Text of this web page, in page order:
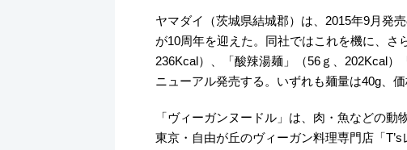
ヤマダイ（茨城県結城郡）は、2015年9月発
が10周年を迎えた。同社ではこれを機に、さ
236Kcal）、「酸辣湯麺」（56ｇ、202Kcal）
ニューアル発売する。いずれも麺量は40g、価
「ヴィーガンヌードル」は、肉・魚などの動
東京・自由が丘のヴィーガン料理専門店「